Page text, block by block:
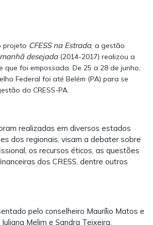
projeto CFESS na Estrada, a gestão
desejada(2014-2017) realizou a
que foi empossada. De 25 a 28 de junho,
Federal foi até Belém (PA) para se
do CRESS-PA.
realizadas em diversos estados
dos regionais, visam a debater sobre
os recursos éticos, as questões
dos CRESS, dentre outros
pelo conselheiro Maurílio Matos e
Melim e Sandra Teixeira.